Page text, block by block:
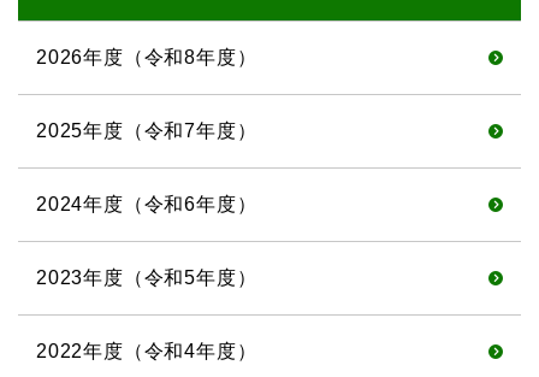
2026年度（令和8年度）
2025年度（令和7年度）
2024年度（令和6年度）
2023年度（令和5年度）
2022年度（令和4年度）